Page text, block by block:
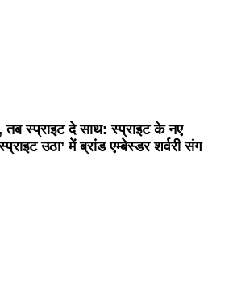
स्प्राइट दे साथ: स्प्राइट के नए
उठा’ में ब्रांड एम्बेस्डर शर्वरी संग